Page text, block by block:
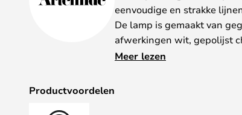
eenvoudige en strakke
De lamp is gemaakt van
afwerkingen wit, gepolijst
Artemide heeft een groot
Meer lezen
Productvoordelen